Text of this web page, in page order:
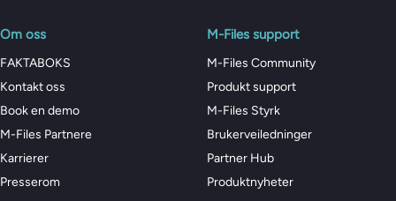
Om oss
FAKTABOKS
Kontakt oss
Book en demo
M-Files Partnere
Karrierer
Presserom
M-Files support
M-Files Community
Produkt support
M-Files Styrk
Brukerveiledninger
Partner Hub
Produktnyheter